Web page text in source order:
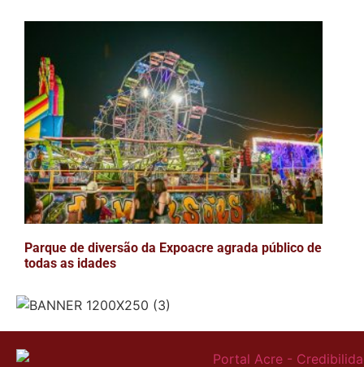
Parque de diversão da Expoacre agrada público de
todas as idades